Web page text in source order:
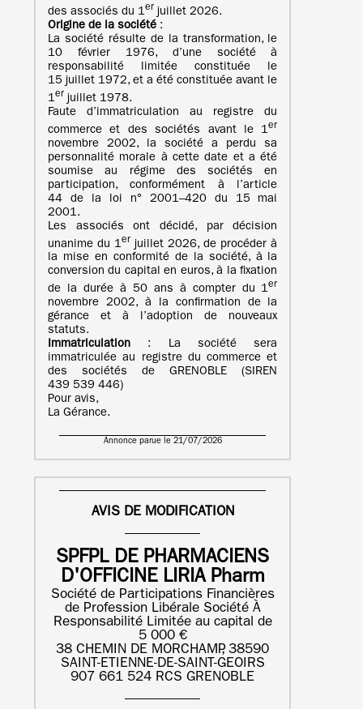
des associés du 1er
juillet 2026.
Origine de la société :
La société résulte de la transformation, le
10 février 1976, d’une société à
responsabilité limitée constituée le
15 juillet 1972, et a été constituée avant le
1er juillet 1978.
Faute d’immatriculation au registre du
commerce et des sociétés avant le 1er
novembre 2002, la société a perdu sa
personnalité morale à cette date et a été
soumise au régime des sociétés en
participation, conformément à l’article
44 de la loi n° 2001–420 du 15 mai
2001.
Les associés ont décidé, par décision
unanime du 1er juillet 2026, de procéder à
la mise en conformité de la société, à la
conversion du capital en euros, à la fixation
de la durée à 50 ans à compter du 1er
novembre 2002, à la confirmation de la
gérance et à l’adoption de nouveaux
statuts.
Immatriculation : La société sera
immatriculée au registre du commerce et
des sociétés de GRENOBLE (SIREN
439 539 446)
Pour avis,
La Gérance.
Annonce parue le 21/07/2026
AVIS DE MODIFICATION
SPFPL DE PHARMACIENS
D'OFFICINE LIRIA Pharm
Société de Participations Financières
de Profession Libérale Société À
Responsabilité Limitée au capital de
5 000 €
38 CHEMIN DE MORCHAMP, 38590
SAINT-ETIENNE-DE-SAINT-GEOIRS
907 661 524 RCS GRENOBLE